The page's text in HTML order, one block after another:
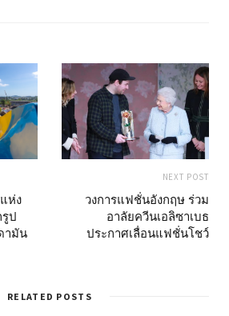
ห่ง
ป
ามัน
NEXT POST
วงการแฟชั่นอังกฤษ ร่วม
อาลัยควีนเอลิซาเบธ
ประกาศเลื่อนแฟชั่นโชว์
RELATED POSTS